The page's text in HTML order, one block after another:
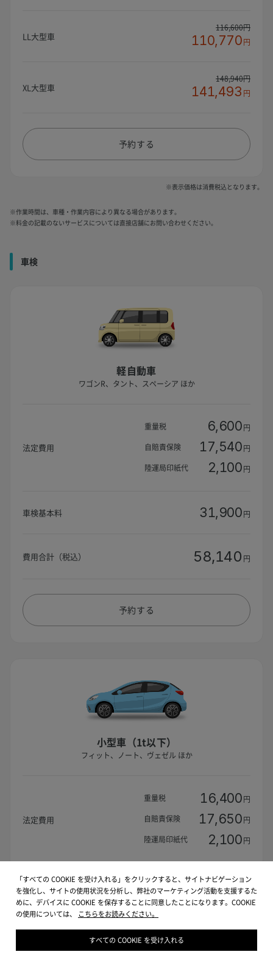
LL大型車
116,600円
110,770円
XL大型車
148,940円
141,493 円
予約する
※表示価格は消費税込となります。
※作業時間は、車種・作業内容により異なる場合があります。
※料金の記載のないサービスについては直接店舗にお問い合わせください。
車検
軽自動車
ワゴンR、タント、スペーシア ほか
法定費用
重量税 6,600円
自賠責保険
17,540円
陸運局印紙代
2,100円
車検基本料 31,900円
費用合計（税込） 58,140 円
予約する
小型車（1t以下）
フィット、ノート、ヴェゼル ほか
法定費用
重量税 16,400円
自賠責保険
17,650円
陸運局印紙代
2,100円
車検基本料 31,900円
費用合計（税込） 68,050円
「すべての COOKIE を受け入れる」をクリックすると、サイトナビゲーション
を強化し、サイトの使用状況を分析し、弊社のマーケティング活動を支援するた
めに、デバイスに COOKIE を保存することに同意したことになります。COOKIE
の使用については、
こちらをお読みください。
すべての COOKIE を受け入れる